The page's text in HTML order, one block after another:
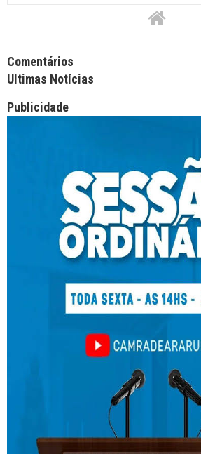
Facebook Comments APPID
Comentários
Ultimas Notícias
Publicidade